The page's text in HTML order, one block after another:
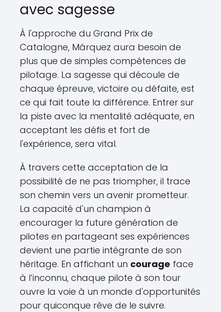
avec sagesse
À l'approche du Grand Prix de
Catalogne, Márquez aura besoin de
plus que de simples compétences de
pilotage. La sagesse qui découle de
chaque épreuve, victoire ou défaite, est
ce qui fait toute la différence. Entrer sur
la piste avec la mentalité adéquate, en
acceptant les défis et fort de
l'expérience, sera vital.
À travers cette acceptation de la
possibilité de ne pas triompher, il trace
son chemin vers un avenir prometteur.
La capacité d'un champion à
encourager la future génération de
pilotes en partageant ses expériences
devient une partie intégrante de son
héritage. En affichant un courage face
à l’inconnu, chaque pilote à son tour
ouvre la voie à un monde d'opportunités
pour quiconque rêve de le suivre.